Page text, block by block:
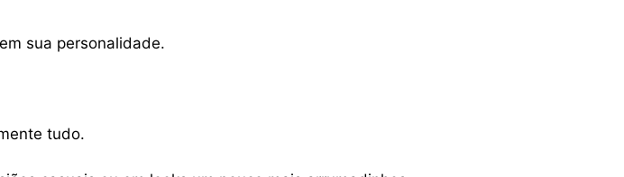
sua personalidade.
tudo.